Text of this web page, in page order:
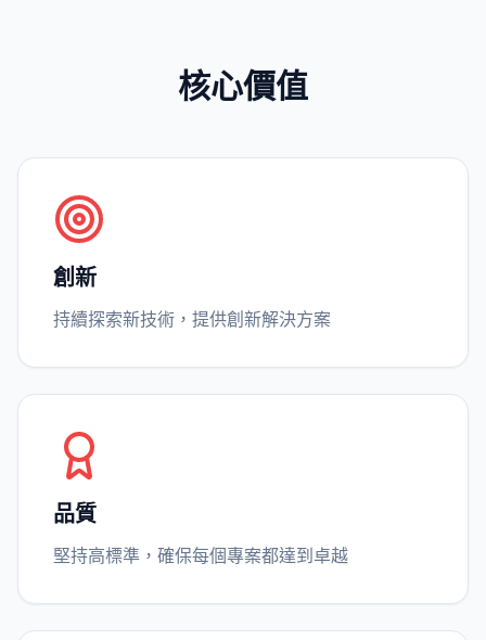
核心價值
創新
持續探索新技術，提供創新解決方案
品質
堅持高標準，確保每個專案都達到卓越